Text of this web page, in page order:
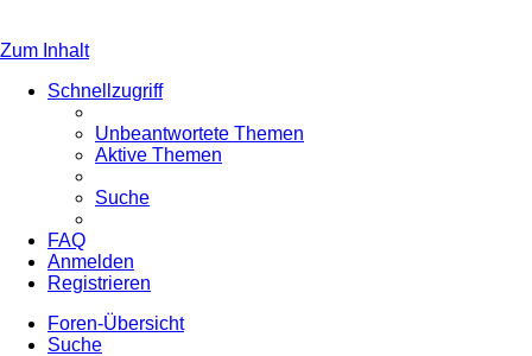
Zum Inhalt
Schnellzugriff
Unbeantwortete Themen
Aktive Themen
Suche
FAQ
Anmelden
Registrieren
Foren-Übersicht
Suche